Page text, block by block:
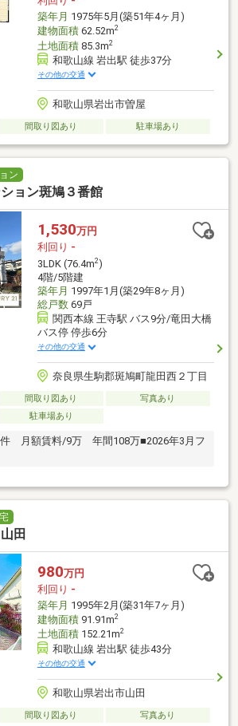
築年月 1975年5月(築51年4ヶ月)
建物面積62.52m2
土地面積85.3m2
和歌山線 岩出駅 徒歩37分
その他の交通
和歌山県岩出市曽屋
間取り図あり 駐車場あり
ン
ョン斑鳩３番館
1,530万円
利回り -
3LDK (76.4m2)
4階/5階建
築年月 1997年1月(築29年8ヶ月)
総戸数69戸
関西本線 王寺駅 バス9分/竜田大橋
バス停 停歩6分
その他の交通
奈良県生駒郡斑鳩町龍田西２丁目
間取り図あり
写真あり
駐車場あり
件 月額賃料/9万 年間108万■2026年3月フ
田
980万円
利回り -
築年月 1995年2月(築31年7ヶ月)
建物面積91.91m2
土地面積152.21m2
和歌山線 岩出駅 徒歩43分
その他の交通
和歌山県岩出市山田
間取り図あり
写真あり